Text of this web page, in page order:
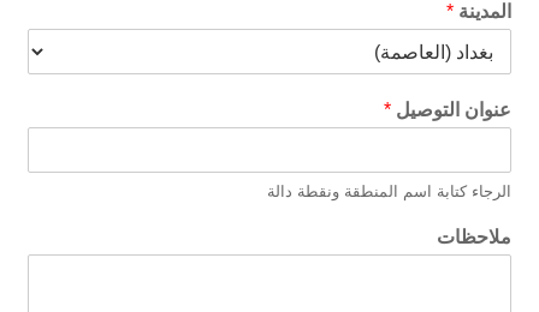
المدينة *
عنوان التوصيل *
الرجاء كتابة اسم المنطقة ونقطة دالة
ملاحظات